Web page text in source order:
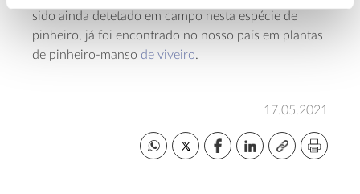
sido ainda detetado em campo nesta espécie de
pinheiro, já foi encontrado no nosso país em plantas
de pinheiro-manso de viveiro.
17.05.2021